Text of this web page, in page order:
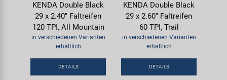
KENDA Double Black
29 x 2.40" Faltreifen
120 TPI, All Mountain
in verschiedenen Varianten
erhältlich
DETAILS
KENDA Double Black
29 x 2.60" Faltreifen
60 TPI, Trail
in verschiedenen Varianten
erhältlich
DETAILS